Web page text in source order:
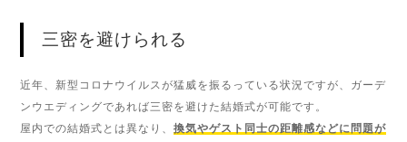
三密を避けられる
近年、新型コロナウイルスが猛威を振るっている状況ですが、ガーデ
ンウエディングであれば三密を避けた結婚式が可能です。
屋内での結婚式とは異なり、換気やゲスト同士の距離感などに問題が